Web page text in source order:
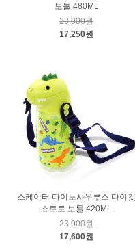
보틀 480ML
23,000원
17,250원
스케이터 다이노사우루스 다이컷
스트로 보틀 420ML
23,000원
17,600원